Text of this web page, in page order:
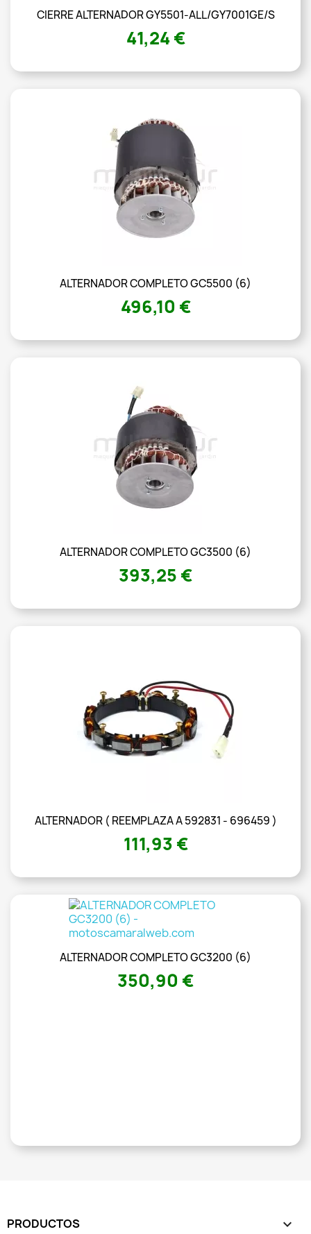
CIERRE ALTERNADOR GY5501-ALL/GY7001GE/S
41,24 €
ALTERNADOR COMPLETO GC5500 (6)
496,10 €
ALTERNADOR COMPLETO GC3500 (6)
393,25 €
ALTERNADOR ( REEMPLAZA A 592831 - 696459 )
111,93 €
ALTERNADOR COMPLETO GC3200 (6)
350,90 €
PRODUCTOS 